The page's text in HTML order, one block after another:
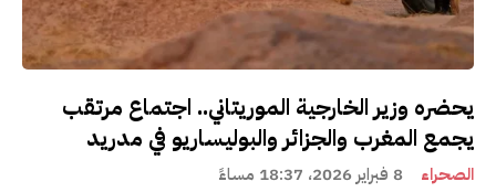
يحضره وزير الخارجية الموريتاني.. اجتماع مرتقب
يجمع المغرب والجزائر والبوليساريو في مدريد
الصحراء 8 فبراير 2026، 18:37 مساءً